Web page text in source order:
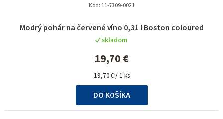
Modrý pohár na červené víno 0,31 l Boston coloured
skladom
19,70 €
Jednotková
cena:
19,70 € / 1 ks
DO KOŠÍKA
Kód: 11-7309-0021